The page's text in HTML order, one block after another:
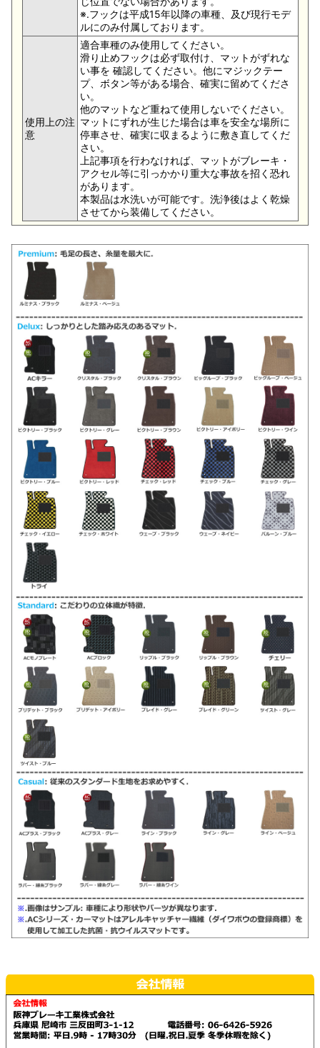
※.フックは平成15年以降の車種、及び現行モデ
ルにのみ付属しております。
使用上の注
意
適合車種のみ使用してください。
滑り止めフックは必ず取付け、マットがずれな
い事を 確認してください。他にマジックテー
プ、ボタン等がある場合、確実に留めてくださ
い。
他のマットなど重ねて使用しないでください。
マットにずれが生じた場合は車を安全な場所に
停車させ、確実に収まるように敷き直してくだ
さい。
上記事項を行わなければ、マットがブレーキ・
アクセル等に引っかかり重大な事故を招く恐れ
があります。
本製品は水洗いが可能です。洗浄後はよく乾燥
させてから装備してください。